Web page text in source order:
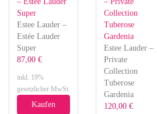
Estee Lauder –
Estée Lauder
Super
87,00 €
inkl. 19%
gesetzlicher MwSt.
Kaufen
Estee Lauder –
Private
Collection
Tuberose
Gardenia
120,00 €